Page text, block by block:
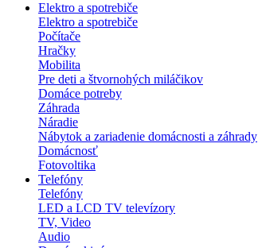
Elektro a spotrebiče
Elektro a spotrebiče
Počítače
Hračky
Mobilita
Pre deti a štvornohých miláčikov
Domáce potreby
Záhrada
Náradie
Nábytok a zariadenie domácnosti a záhrady
Domácnosť
Fotovoltika
Telefóny
Telefóny
LED a LCD TV televízory
TV, Video
Audio